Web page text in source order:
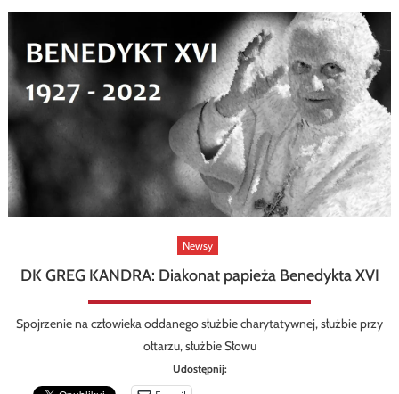
Newsy
DK GREG KANDRA: Diakonat papieża Benedykta XVI
Spojrzenie na człowieka oddanego służbie charytatywnej, służbie przy
ołtarzu, służbie Słowu
Udostępnij: